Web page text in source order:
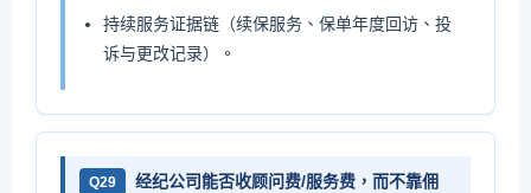
持续服务证据链（续保服务、保单年度回访、投
诉与更改记录）。
Q29
经纪公司能否收顾问费/服务费，而不靠佣